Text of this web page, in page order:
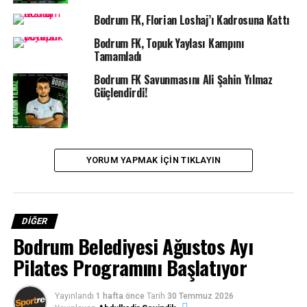
yarışlarına katılan, Arda Akman, Barbaros Güneş,
Arcan İçözü
, Didem Ersoy, Heather Adair, Hülya
Kocadon, İbrahim Demiröz, İzzet Günel, Nazife Pekşen,
Pelin Yakar, Zafer Günel ve Zafer Olcay, aldıkları
derecelerle 7 Altın, 8 Gümüş ve 8 Bronz madalya ile
Bodrum’u gururlandırdılar.
Bodrum FK, Florian Loshaj’ı Kadrosuna Kattı
Bodrum FK, Topuk Yaylası Kampını
Tamamladı
Bodrum FK Savunmasını Ali Şahin Yılmaz
Güçlendirdi!
YORUM YAPMAK IÇIN TIKLAYIN
DIĞER
Bodrum Belediyesi Ağustos Ayı
Pilates Programını Başlatıyor
Yayınlandı 1 hafta önce Tarih 30 Temmuz 2026